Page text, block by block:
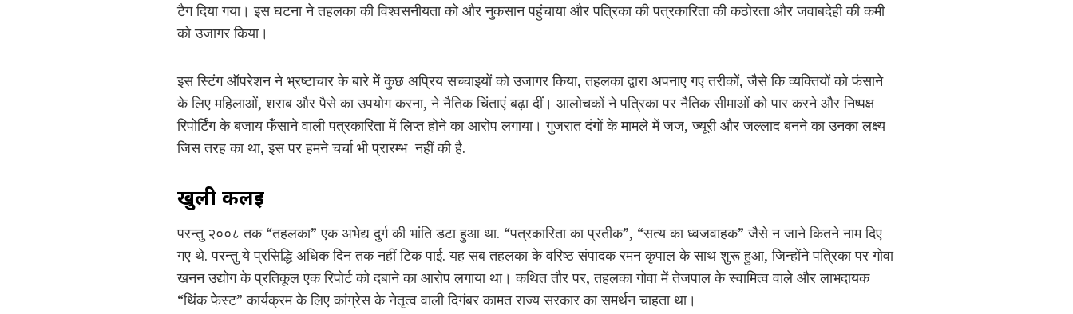
टैग दिया गया। इस घटना ने तहलका की विश्वसनीयता को और नुकसान पहुंचाया और पत्रिका की पत्रकारिता की कठोरता और जवाबदेही की कमी
को उजागर किया।
इस स्टिंग ऑपरेशन ने भ्रष्टाचार के बारे में कुछ अप्रिय सच्चाइयों को उजागर किया, तहलका द्वारा अपनाए गए तरीकों, जैसे कि व्यक्तियों को फंसाने
के लिए महिलाओं, शराब और पैसे का उपयोग करना, ने नैतिक चिंताएं बढ़ा दीं। आलोचकों ने पत्रिका पर नैतिक सीमाओं को पार करने और निष्पक्ष
रिपोर्टिंग के बजाय फँसाने वाली पत्रकारिता में लिप्त होने का आरोप लगाया। गुजरात दंगों के मामले में जज, ज्यूरी और जल्लाद बनने का उनका लक्ष्य
जिस तरह का था, इस पर हमने चर्चा भी प्रारम्भ नहीं की है.
खुली कलई
परन्तु २००८ तक “तहलका” एक अभेद्य दुर्ग की भांति डटा हुआ था. “पत्रकारिता का प्रतीक”, “सत्य का ध्वजवाहक” जैसे न जाने कितने नाम दिए
गए थे. परन्तु ये प्रसिद्धि अधिक दिन तक नहीं टिक पाई. यह सब तहलका के वरिष्ठ संपादक रमन कृपाल के साथ शुरू हुआ, जिन्होंने पत्रिका पर गोवा
खनन उद्योग के प्रतिकूल एक रिपोर्ट को दबाने का आरोप लगाया था। कथित तौर पर, तहलका गोवा में तेजपाल के स्वामित्व वाले और लाभदायक
“थिंक फेस्ट” कार्यक्रम के लिए कांग्रेस के नेतृत्व वाली दिगंबर कामत राज्य सरकार का समर्थन चाहता था।